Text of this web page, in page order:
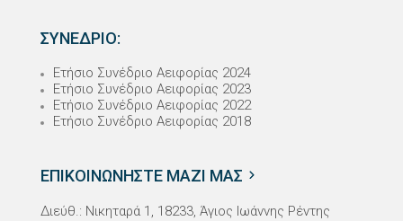
ΣΥΝΕΔΡΙΟ:
Ετήσιο Συνέδριο Αειφορίας 2024
Ετήσιο Συνέδριο Αειφορίας 2023
Ετήσιο Συνέδριο Αειφορίας 2022
Ετήσιο Συνέδριο Αειφορίας 2018
ΕΠΙΚΟΙΝΩΝΗΣΤΕ ΜΑΖΙ ΜΑΣ
Διεύθ.: Νικηταρά 1, 18233, Άγιος Ιωάννης Ρέντης